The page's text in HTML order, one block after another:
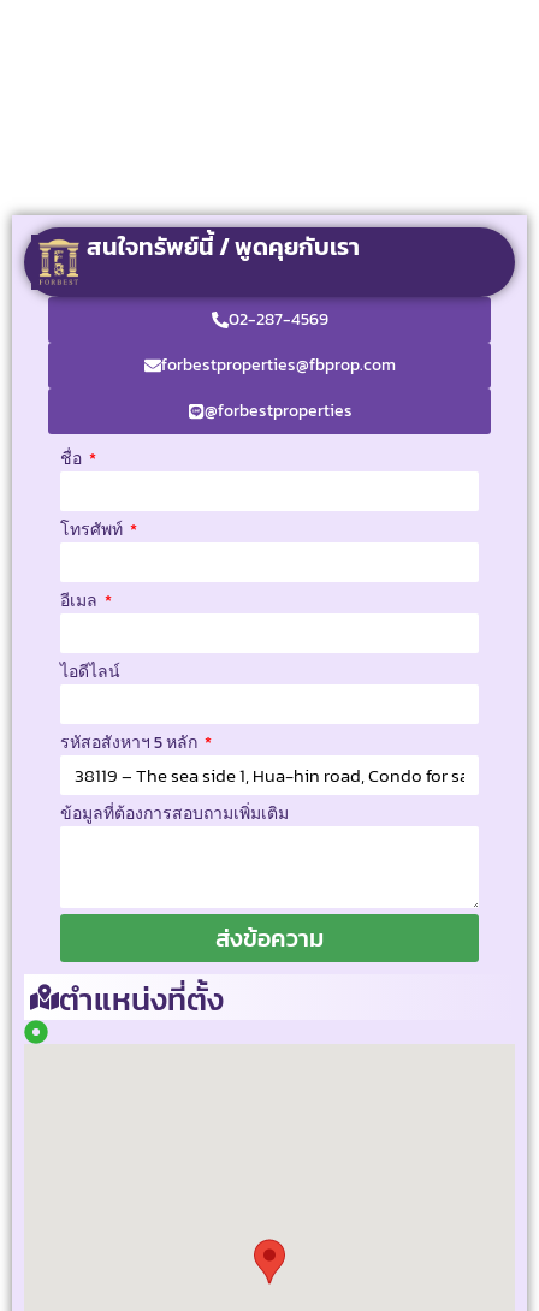
สนใจทรัพย์นี้ / พูดคุยกับเรา
02-287-4569
forbestproperties@fbprop.com
@forbestproperties
ชื่อ
โทรศัพท์
อีเมล
ไอดีไลน์
รหัสอสังหาฯ 5 หลัก
ข้อมูลที่ต้องการสอบถามเพิ่มเติม
ส่งข้อความ
ตำแหน่งที่ตั้ง